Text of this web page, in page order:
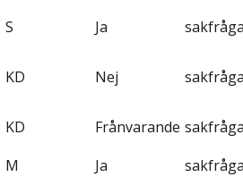
S Ja
KD Nej
KD Frånvarande
M Ja